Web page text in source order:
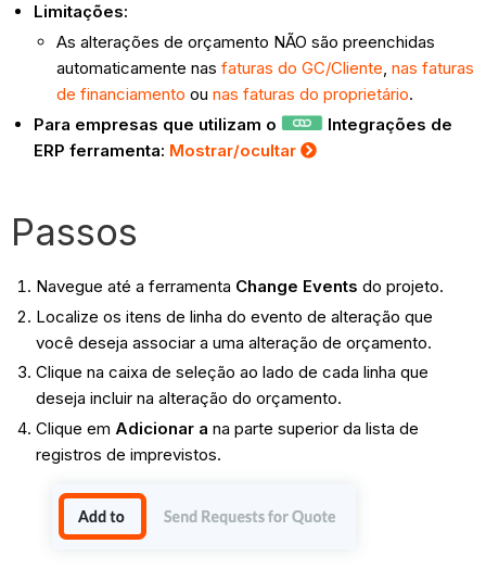
Limitações:
As alterações de orçamento NÃO são preenchidas
automaticamente nasfaturas do GC/Cliente,nas faturas
de financiamento ounas faturas do proprietário.
Para empresas que utilizam o
Integrações de
ERP ferramenta: Mostrar/ocultar
Passos
Navegue até a ferramenta Change Events do projeto.
Localize os itens de linha do evento de alteração que
você deseja associar a uma alteração de orçamento.
Clique na caixa de seleção ao lado de cada linha que
deseja incluir na alteração do orçamento.
Clique em Adicionar a na parte superior da lista de
registros de imprevistos.